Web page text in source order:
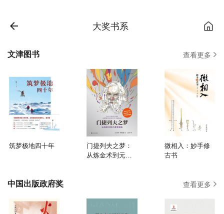
大奖书系
文津图书 查看更多
筑梦极地四十年
门捷列夫之梦：
从炼金术到元素
微相入：妙手修
古书
中国出版政府奖 查看更多